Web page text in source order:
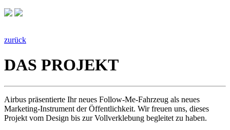
zurück
DAS PROJEKT
Airbus präsentierte Ihr neues Follow-Me-Fahrzeug als neues
Marketing-Instrument der Öffentlichkeit. Wir freuen uns, dieses
Projekt vom Design bis zur Vollverklebung begleitet zu haben.